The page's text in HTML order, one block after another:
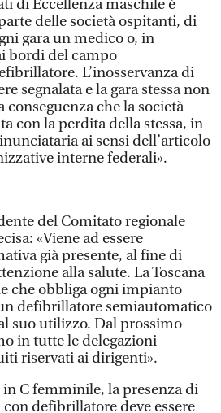
di Eccellenza maschile è
delle società ospitanti, di
gara un medico o, in
bordi del campo
L’inosservanza di
segnalata e la gara stessa non
che la società
con la perdita della stessa, in
ai sensi dell’articolo
interne federali».
del Comitato regionale
«Viene ad essere
già presente, al fine di
alla salute. La Toscana
che obbliga ogni impianto
defibrillatore semiautomatico
suo utilizzo. Dal prossimo
in tutte le delegazioni
riservati ai dirigenti».
in C femminile, la presenza di
defibrillatore deve essere